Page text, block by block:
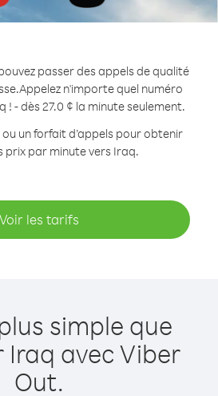
passer des appels de qualité
Appelez n'importe quel numéro
! - dès 27.0 ¢ la minute seulement.
un forfait d’appels pour obtenir
prix par minute vers Iraq.
Voir les tarifs
simple que
Iraq avec Viber
Out.